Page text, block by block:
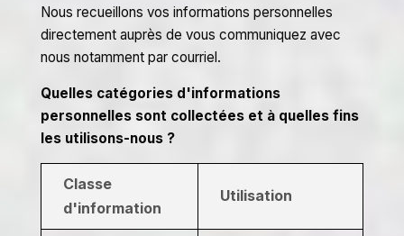
Nous recueillons vos informations personnelles
directement auprès de vous communiquez avec
nous notamment par courriel.
Quelles catégories d'informations
personnelles sont collectées et à quelles fins
les utilisons-nous ?
Classe
d'information
Utilisation